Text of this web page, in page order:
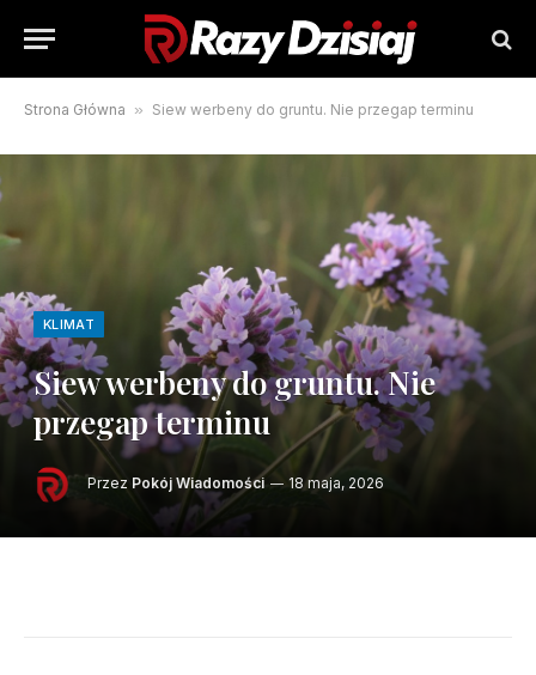
Strona Główna » Siew werbeny do gruntu. Nie przegap terminu
KLIMAT
Siew werbeny do gruntu. Nie
przegap terminu
Przez Pokój Wiadomości 18 maja, 2026